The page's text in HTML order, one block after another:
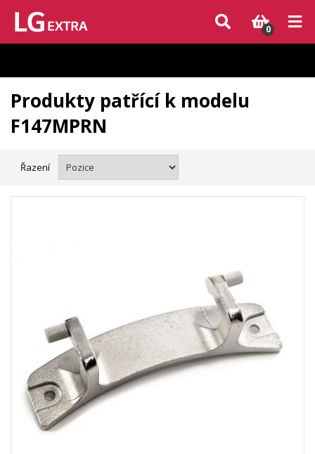
Vzhledem k aktuální situaci se může dodání dílů, které nejsou skladem,
zpozdit. Děkujeme za pochopení.
0
Produkty patřící k modelu
F147MPRN
Řazení